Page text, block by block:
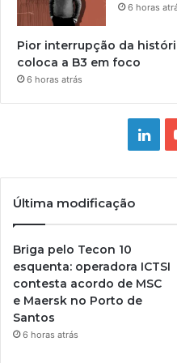
6 horas
Pior interrupção da
coloca a B3 em foco
6 horas atrás
Última modificação
Briga pelo Tecon 10
esquenta: operadora ICTSI
contesta acordo de MSC
e Maersk no Porto de
Santos
6 horas atrás